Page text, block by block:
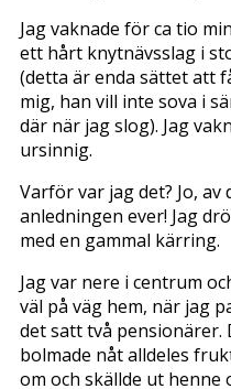
Jag vaknade för ca tio
ett hårt knytnävsslag i
(detta är enda sättet att
mig, han vill inte sova i
där när jag slog). Jag
ursinnig.
Varför var jag det? Jo,
anledningen ever! Jag
med en gammal kärring.
Jag var nere i centrum
väl på väg hem, när jag
det satt två pensionärer.
bolmade nåt alldeles
om och skällde ut henne